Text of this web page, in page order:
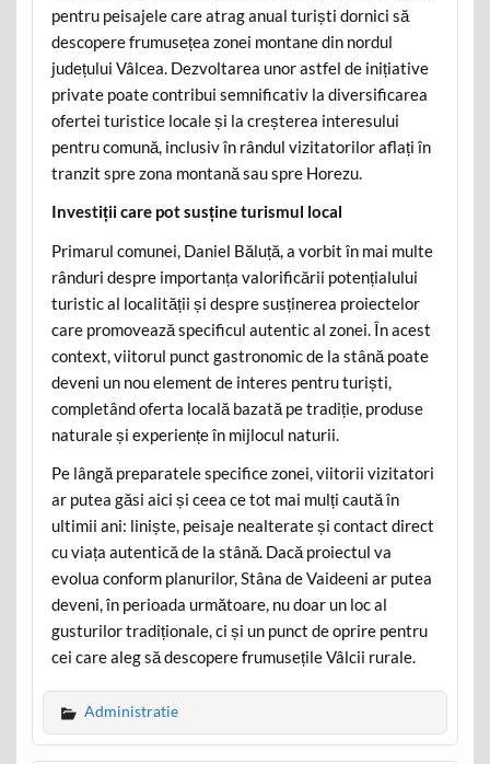
pentru peisajele care atrag anual turiști dornici să
descopere frumusețea zonei montane din nordul
județului Vâlcea. Dezvoltarea unor astfel de inițiative
private poate contribui semnificativ la diversificarea
ofertei turistice locale și la creșterea interesului
pentru comună, inclusiv în rândul vizitatorilor aflați în
tranzit spre zona montană sau spre Horezu.
Investiții care pot susține turismul local
Primarul comunei, Daniel Băluță, a vorbit în mai multe
rânduri despre importanța valorificării potențialului
turistic al localității și despre susținerea proiectelor
care promovează specificul autentic al zonei. În acest
context, viitorul punct gastronomic de la stână poate
deveni un nou element de interes pentru turiști,
completând oferta locală bazată pe tradiție, produse
naturale și experiențe în mijlocul naturii.
Pe lângă preparatele specifice zonei, viitorii vizitatori
ar putea găsi aici și ceea ce tot mai mulți caută în
ultimii ani: liniște, peisaje nealterate și contact direct
cu viața autentică de la stână. Dacă proiectul va
evolua conform planurilor, Stâna de Vaideeni ar putea
deveni, în perioada următoare, nu doar un loc al
gusturilor tradiționale, ci și un punct de oprire pentru
cei care aleg să descopere frumusețile Vâlcii rurale.
Administratie